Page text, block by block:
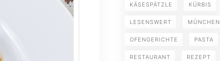
KÄSESPÄTZLE KÜRBIS
LESENSWERT MÜNCHEN
OFENGERICHTE PASTA
RESTAURANT REZEPT